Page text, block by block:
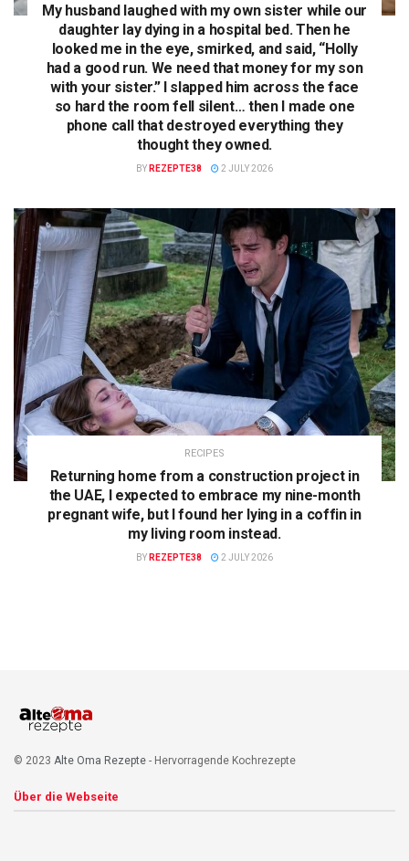
My husband laughed with my own sister while our
daughter lay dying in a hospital bed. Then he
looked me in the eye, smirked, and said, “Holly
had a good run. We need that money for my son
with your sister.” I slapped him across the face
so hard the room fell silent… then I made one
phone call that destroyed everything they
thought they owned.
BY REZEPTE38 2 JULY 2026
RECIPES
Returning home from a construction project in
the UAE, I expected to embrace my nine-month
pregnant wife, but I found her lying in a coffin in
my living room instead.
BY REZEPTE38 2 JULY 2026
© 2023 Alte Oma Rezepte - Hervorragende Kochrezepte
Über die Webseite